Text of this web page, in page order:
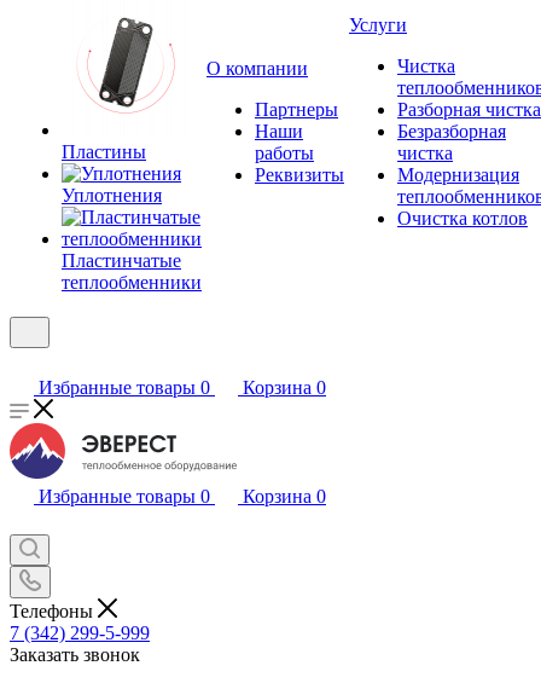
Пластины
Уплотнения
Пластинчатые
теплообменники
О компании
Партнеры
Наши
работы
Реквизиты
Услуги
Чистка
Разборная чистка
Безразборная
чистка
Модернизация
Очистка котлов
Избранные товары 0 Корзина 0
Избранные товары 0 Корзина 0
Телефоны
7 (342) 299-5-999
Заказать звонок